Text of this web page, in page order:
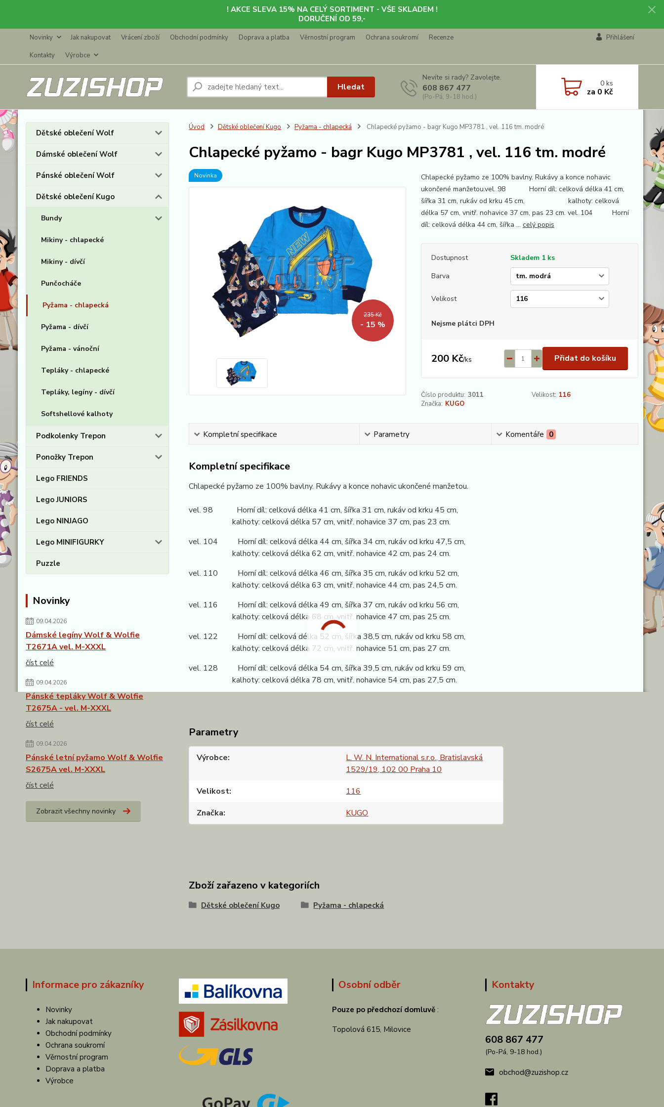
! AKCE SLEVA 15% NA CELÝ SORTIMENT - VŠE SKLADEM !
DORUČENÍ OD 59,-
Novinky Jak nakupovat Vrácení zboží Obchodní podmínky Doprava a platba Věrnostní program Ochrana soukromí
Recenze
Kontakty
Výrobce
Přihlášení
Hledat
Nevíte si rady? Zavolejte.
608 867 477
(Po-Pá, 9-18 hod.)
0ks
za 0 Kč
Dětské oblečení Wolf
Dámské oblečení Wolf
Pánské oblečení Wolf
Dětské oblečení Kugo
Bundy
Mikiny - chlapecké
Mikiny - dívčí
Punčocháče
Pyžama - chlapecká
Pyžama - dívčí
Pyžama - vánoční
Tepláky - chlapecké
Tepláky, legíny - dívčí
Softshellové kalhoty
Podkolenky Trepon
Ponožky Trepon
Lego FRIENDS
Lego JUNIORS
Lego NINJAGO
Lego MINIFIGURKY
Puzzle
Novinky
09.04.2026
Dámské legíny Wolf & Wolfie
T2671A vel. M-XXXL
číst celé
09.04.2026
Pánské tepláky Wolf & Wolfie
T2675A - vel. M-XXXL
číst celé
09.04.2026
Pánské letní pyžamo Wolf & Wolfie
S2675A vel. M-XXXL
číst celé
Zobrazit všechny novinky
Úvod Dětské oblečení Kugo Pyžama - chlapecká Chlapecké pyžamo - bagr Kugo MP3781 , vel. 116 tm. modré
Chlapecké pyžamo - bagr Kugo MP3781 , vel. 116 tm. modré
Novinka
235 Kč
- 15 %
Chlapecké pyžamo ze 100% bavlny. Rukávy a konce nohavic
ukončené manžetou.vel. 98 Horní díl: celková délka 41 cm,
šířka 31 cm, rukáv od krku 45 cm, kalhoty: celková
délka 57 cm, vnitř. nohavice 37 cm, pas 23 cm. vel. 104 Horní
díl: celková délka 44 cm, šířka ... celý popis
Dostupnost
Skladem 1 ks
Barva
Velikost
Nejsme plátci DPH
200 Kč/ks Přidat do košíku
Číslo produktu: 3011 Velikost: 116
Značka: KUGO
Kompletní specifikace Parametry Komentáře 0
Kompletní specifikace
Chlapecké pyžamo ze 100% bavlny. Rukávy a konce nohavic ukončené manžetou.
vel. 98 Horní díl: celková délka 41 cm, šířka 31 cm, rukáv od krku 45 cm,
kalhoty: celková délka 57 cm, vnitř. nohavice 37 cm, pas 23 cm.
vel. 104 Horní díl: celková délka 44 cm, šířka 34 cm, rukáv od krku 47,5 cm,
kalhoty: celková délka 62 cm, vnitř. nohavice 42 cm, pas 24 cm.
vel. 110 Horní díl: celková délka 46 cm, šířka 35 cm, rukáv od krku 52 cm,
kalhoty: celková délka 63 cm, vnitř. nohavice 44 cm, pas 24,5 cm.
vel. 116 Horní díl: celková délka 49 cm, šířka 37 cm, rukáv od krku 56 cm,
kalhoty: celková délka 68 cm, vnitř. nohavice 47 cm, pas 25 cm.
vel. 122 Horní díl: celková délka 52 cm, šířka 38,5 cm, rukáv od krku 58 cm,
kalhoty: celková délka 72 cm, vnitř. nohavice 51 cm, pas 27 cm.
vel. 128 Horní díl: celková délka 54 cm, šířka 39,5 cm, rukáv od krku 59 cm,
kalhoty: celková délka 78 cm, vnitř. nohavice 54 cm, pas 27,5 cm.
Parametry
Výrobce
L. W. N. International s.r.o., Bratislavská
1529/19, 102 00 Praha 10
Velikost
116
Značka
KUGO
Zboží zařazeno v kategoriích
Dětské oblečení Kugo Pyžama - chlapecká
Informace pro zákazníky
Novinky
Jak nakupovat
Obchodní podmínky
Ochrana soukromí
Věrnostní program
Doprava a platba
Výrobce
Osobní odběr
Pouze po předchozí domluvě :
Topolová 615, Milovice
Kontakty
608 867 477
(Po-Pá, 9-18 hod.)
obchod@zuzishop.cz